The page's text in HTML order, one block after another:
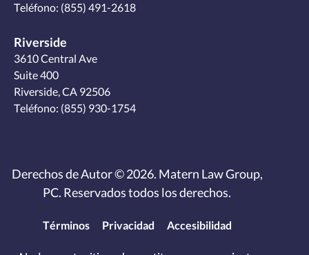
Teléfono: (855) 491-2618
Riverside
3610 Central Ave
Suite 400
Riverside, CA 92506
Teléfono: (855) 930-1754
Derechos de Autor © 2026. Matern Law Group,
PC. Reservados todos los derechos.
Términos Privacidad Accesibilidad